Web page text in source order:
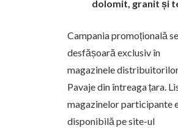
dolomit, granit și
Campania promoțională se
desfășoară exclusiv în
magazinele
Pavaje din întreaga țara.
magazinelor participante
disponibilă pe site-ul